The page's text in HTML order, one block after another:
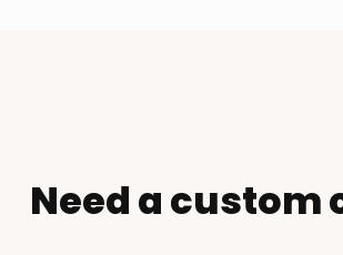
Need a